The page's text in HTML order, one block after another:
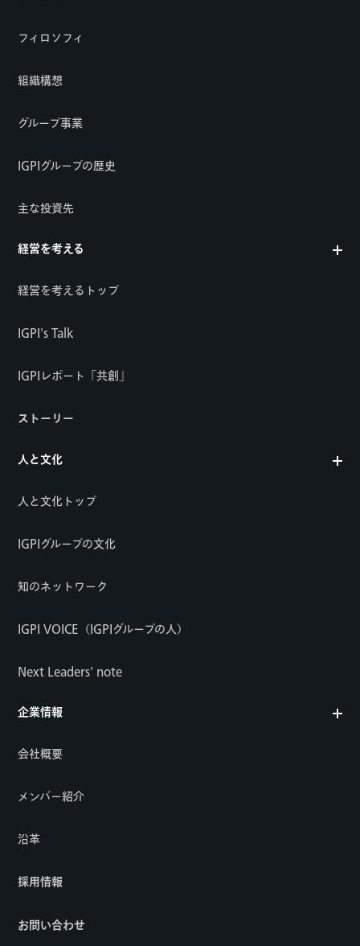
フィロソフィ
組織構想
グループ事業
IGPIグループの歴史
主な投資先
経営を考える
経営を考えるトップ
IGPI's Talk
IGPIレポート「共創」
ストーリー
人と文化
人と文化トップ
IGPIグループの文化
知のネットワーク
IGPI VOICE（IGPIグループの人）
Next Leaders' note
企業情報
会社概要
メンバー紹介
沿革
採用情報
お問い合わせ